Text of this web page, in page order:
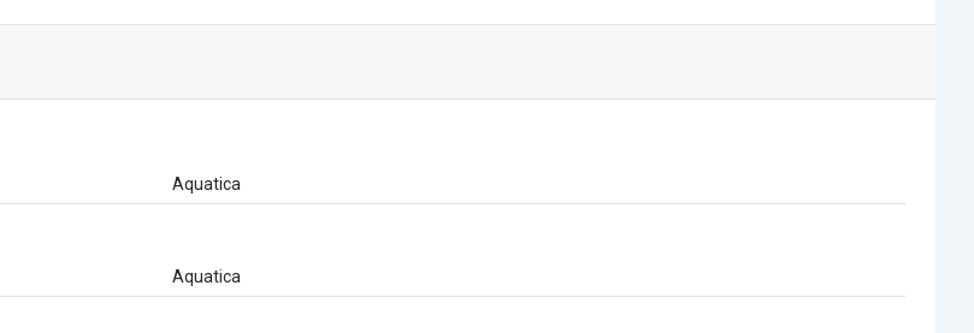
Aquatica
Aquatica